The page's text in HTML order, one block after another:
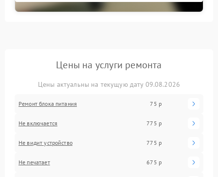
Цены на услуги ремонта
Цены актуальны на текущую дату 09.08.2026
Ремонт блока питания 75 р
Не включается 775 р
Не видит устройство 775 р
Не печатает 675 р